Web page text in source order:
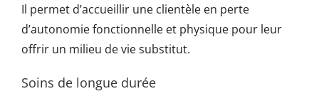
Il permet d’accueillir une clientèle en perte
d’autonomie fonctionnelle et physique pour leur
offrir un milieu de vie substitut.
Soins de longue durée